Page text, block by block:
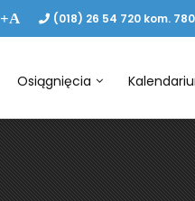
+A (018) 26 54 720 kom.
Osiągnięcia